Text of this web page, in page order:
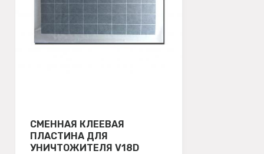
СМЕННАЯ КЛЕЕВАЯ
ПЛАСТИНА ДЛЯ
УНИЧТОЖИТЕЛЯ V18D